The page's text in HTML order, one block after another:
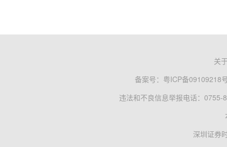
关
备案号： 粤ICP备09109218
违法和不良信息举报电话：0755-
深圳证券